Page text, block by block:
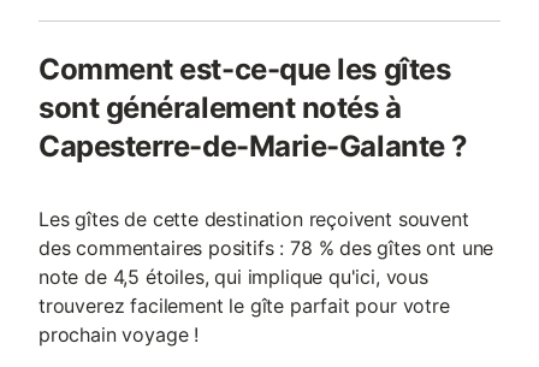
Comment est-ce-que les gîtes
sont généralement notés à
Capesterre-de-Marie-Galante ?
Les gîtes de cette destination reçoivent souvent
des commentaires positifs : 78 % des gîtes ont une
note de 4,5 étoiles, qui implique qu'ici, vous
trouverez facilement le gîte parfait pour votre
prochain voyage !